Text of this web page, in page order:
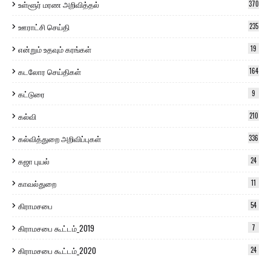
உள்ளூர் மரண அறிவித்தல் 370
ஊராட்சி செய்தி 235
என்றும் உதவும் கரங்கள் 19
கடலோர செய்திகள் 164
கட்டுரை 9
கல்வி 210
கல்வித்துறை அறிவிப்புகள் 336
கஜா புயல் 24
காவல்துறை 11
கிராமசபை 54
கிராமசபை கூட்டம்_2019 7
கிராமசபை கூட்டம்_2020 24